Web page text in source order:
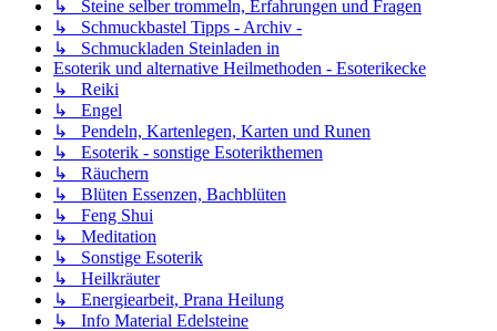
↳ Steine selber trommeln, Erfahrungen und Fragen
↳ Schmuckbastel Tipps - Archiv -
↳ Schmuckladen Steinladen in
Esoterik und alternative Heilmethoden - Esoterikecke
↳ Reiki
↳ Engel
↳ Pendeln, Kartenlegen, Karten und Runen
↳ Esoterik - sonstige Esoterikthemen
↳ Räuchern
↳ Blüten Essenzen, Bachblüten
↳ Feng Shui
↳ Meditation
↳ Sonstige Esoterik
↳ Heilkräuter
↳ Energiearbeit, Prana Heilung
↳ Info Material Edelsteine